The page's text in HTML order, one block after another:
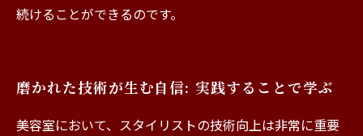
続けることができるのです。
磨かれた技術が生む自信: 実践することで学ぶ
美容室において、スタイリストの技術向上は非常に重要